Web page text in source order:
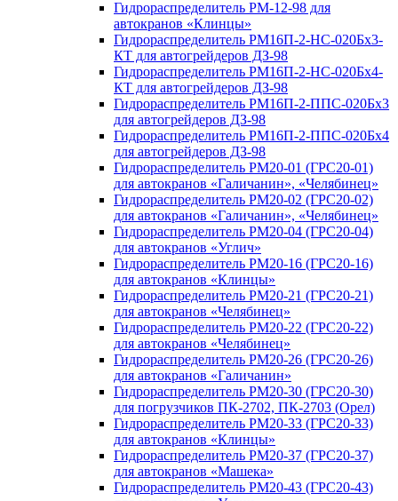
Гидрораспределитель РМ-12-98 для
автокранов «Клинцы»
Гидрораспределитель РМ16П-2-НС-020Бх3-
КТ для автогрейдеров ДЗ-98
Гидрораспределитель РМ16П-2-НС-020Бх4-
КТ для автогрейдеров ДЗ-98
Гидрораспределитель РМ16П-2-ППС-020Бх3
для автогрейдеров ДЗ-98
Гидрораспределитель РМ16П-2-ППС-020Бх4
для автогрейдеров ДЗ-98
Гидрораспределитель РМ20-01 (ГРС20-01)
для автокранов «Галичанин», «Челябинец»
Гидрораспределитель РМ20-02 (ГРС20-02)
для автокранов «Галичанин», «Челябинец»
Гидрораспределитель РМ20-04 (ГРС20-04)
для автокранов «Углич»
Гидрораспределитель РМ20-16 (ГРС20-16)
для автокранов «Клинцы»
Гидрораспределитель РМ20-21 (ГРС20-21)
для автокранов «Челябинец»
Гидрораспределитель РМ20-22 (ГРС20-22)
для автокранов «Челябинец»
Гидрораспределитель РМ20-26 (ГРС20-26)
для автокранов «Галичанин»
Гидрораспределитель РМ20-30 (ГРС20-30)
для погрузчиков ПК-2702, ПК-2703 (Орел)
Гидрораспределитель РМ20-33 (ГРС20-33)
для автокранов «Клинцы»
Гидрораспределитель РМ20-37 (ГРС20-37)
для автокранов «Машека»
Гидрораспределитель РМ20-43 (ГРС20-43)